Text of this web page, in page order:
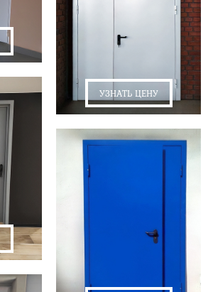
УЗНАТЬ ЦЕНУ